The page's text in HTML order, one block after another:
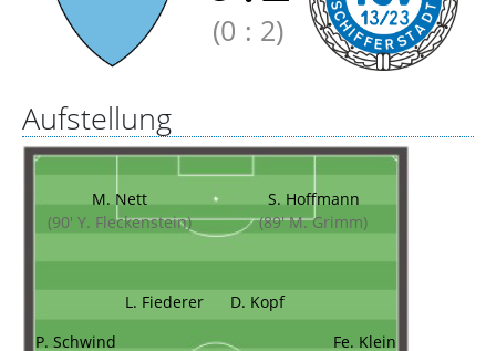
(0 : 2)
Aufstellung
M. Nett
(90' Y. Fleckenstein)
S. Hoffmann
(89' M. Grimm)
L. Fiederer
D. Kopf
P. Schwind
Fe. Klein